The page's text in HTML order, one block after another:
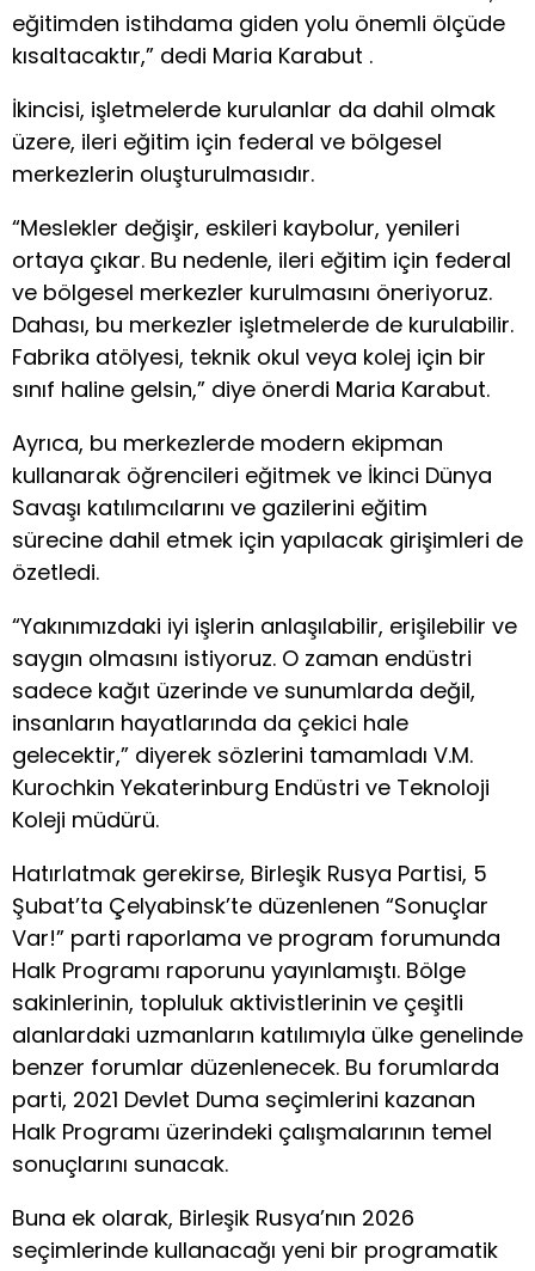
eğitimden istihdama giden yolu önemli ölçüde
kısaltacaktır,” dedi Maria Karabut .
İkincisi, işletmelerde kurulanlar da dahil olmak
üzere, ileri eğitim için federal ve bölgesel
merkezlerin oluşturulmasıdır.
“Meslekler değişir, eskileri kaybolur, yenileri
ortaya çıkar. Bu nedenle, ileri eğitim için federal
ve bölgesel merkezler kurulmasını öneriyoruz.
Dahası, bu merkezler işletmelerde de kurulabilir.
Fabrika atölyesi, teknik okul veya kolej için bir
sınıf haline gelsin,” diye önerdi Maria Karabut.
Ayrıca, bu merkezlerde modern ekipman
kullanarak öğrencileri eğitmek ve İkinci Dünya
Savaşı katılımcılarını ve gazilerini eğitim
sürecine dahil etmek için yapılacak girişimleri de
özetledi.
“Yakınımızdaki iyi işlerin anlaşılabilir, erişilebilir ve
saygın olmasını istiyoruz. O zaman endüstri
sadece kağıt üzerinde ve sunumlarda değil,
insanların hayatlarında da çekici hale
gelecektir,” diyerek sözlerini tamamladı V.M.
Kurochkin Yekaterinburg Endüstri ve Teknoloji
Koleji müdürü.
Hatırlatmak gerekirse, Birleşik Rusya Partisi, 5
Şubat’ta Çelyabinsk’te düzenlenen “Sonuçlar
Var!” parti raporlama ve program forumunda
Halk Programı raporunu yayınlamıştı. Bölge
sakinlerinin, topluluk aktivistlerinin ve çeşitli
alanlardaki uzmanların katılımıyla ülke genelinde
benzer forumlar düzenlenecek. Bu forumlarda
parti, 2021 Devlet Duma seçimlerini kazanan
Halk Programı üzerindeki çalışmalarının temel
sonuçlarını sunacak.
Buna ek olarak, Birleşik Rusya’nın 2026
seçimlerinde kullanacağı yeni bir programatik